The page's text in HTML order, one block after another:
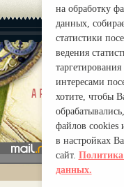
a propos de nous
на обработку
данных,
статистики
ведения
интересами
хотите, чтобы
файлов cookies
в настройках
сайт. Политика
данных.